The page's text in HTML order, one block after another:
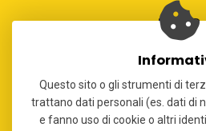
Contatti
Questo sito o gli strumenti di
trattano dati personali (es. dati di
e fanno uso di cookie o altri